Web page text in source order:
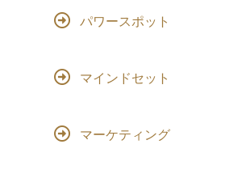
パワースポット
マインドセット
マーケティング